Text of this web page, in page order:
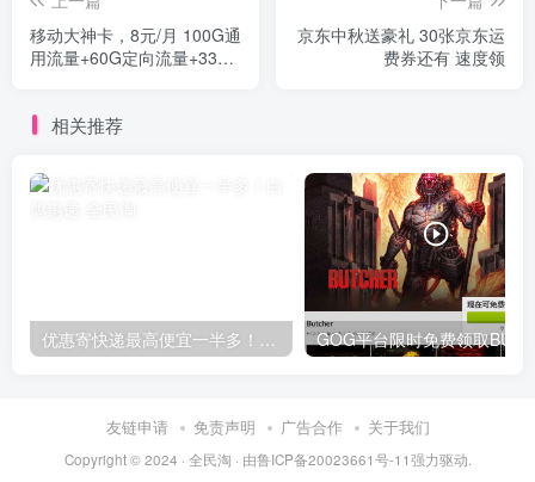
移动大神卡，8元/月 100G通
用流量+60G定向流量+330
京东中秋送豪礼 30张京东运
费券还有 速度领
相关推荐
优惠寄快递最高便宜一半多！白鸽惠递
友链申请 免责声明 广告合作 关于我们
Copyright © 2024 · 全民淘 · 由鲁ICP备20023661号-11强力驱动.